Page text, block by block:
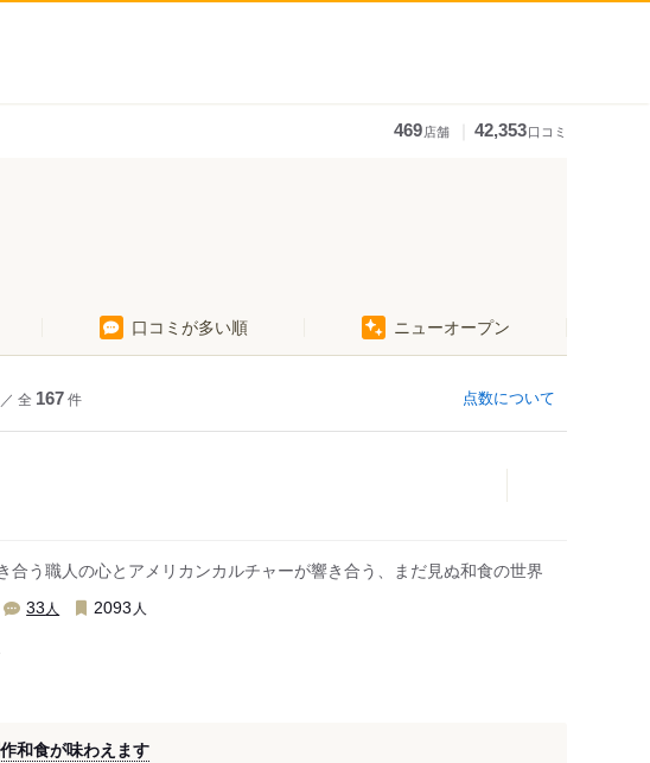
469店舗 42,353口コミ
口コミが多い順 ニューオープン
／ 全 167件 点数について
合う職人の心とアメリカンカルチャーが響き合う、まだ見ぬ和食の世界
33 人 2093 人
和食が味わえます